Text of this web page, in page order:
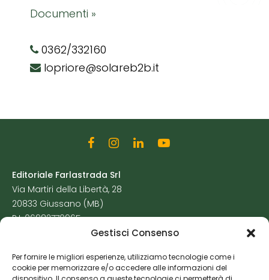
Gestisci Consenso
Per fornire le migliori esperienze, utilizziamo tecnologie come i
cookie per memorizzare e/o accedere alle informazioni del
Documenti »
0362/332160
lopriore@solareb2b.it
Editoriale Farlastrada Srl
Via Martiri della Libertà, 28
20833 Giussano (MB)
P.I. 06982770965
Cookie Policy
Risorse Aggiuntive